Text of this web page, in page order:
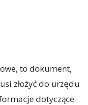
to dokument,
złożyć do urzędu
dotyczące